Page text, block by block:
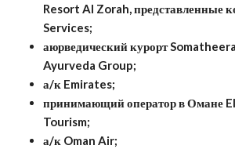
Resort Al Zorah, представленные
Services;
аюрведический курорт
Ayurveda Group;
а/к Emirates;
принимающий оператор в Омане
Tourism;
а/к Oman Air;